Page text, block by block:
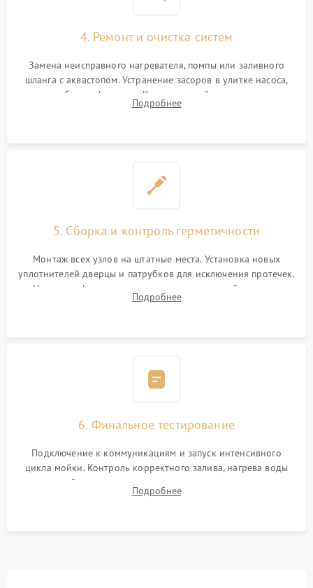
4. Ремонт и очистка систем
Замена неисправного нагревателя, помпы или заливного
шланга с аквастопом. Устранение засоров в улитке насоса,
патрубках и фильтрах. Компонентный ремонт платы
управления, восстановление поврежденной проводки.
Подробнее
5. Сборка и контроль герметичности
Монтаж всех узлов на штатные места. Установка новых
уплотнителей дверцы и патрубков для исключения протечек.
Надежная фиксация хомутов гидравлической системы,
сборка корпуса и установка датчика поплавка.
Подробнее
6. Финальное тестирование
Подключение к коммуникациям и запуск интенсивного
цикла мойки. Контроль корректного залива, нагрева воды
до нужной температуры, отсутствия посторонних шумов,
штатного слива и абсолютной сухости в поддоне.
Подробнее